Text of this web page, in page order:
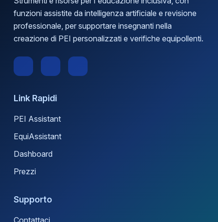
funzioni assistite da intelligenza artificiale e revisione
professionale, per supportare insegnanti nella
creazione di PEI personalizzati e verifiche equipollenti.
Link Rapidi
PEI Assistant
EquiAssistant
Dashboard
Prezzi
Supporto